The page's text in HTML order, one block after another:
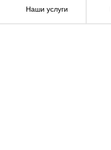
Наши услуги